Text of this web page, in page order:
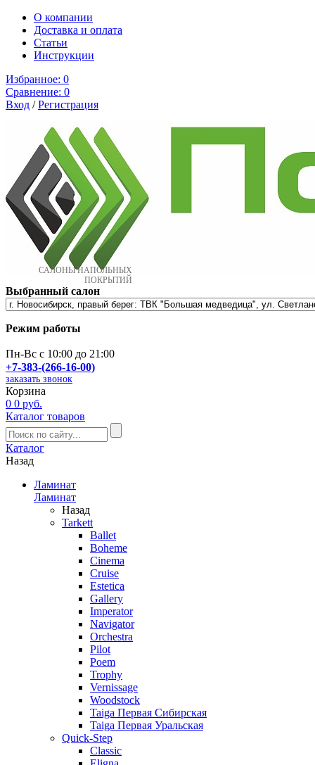
О компании
Доставка и оплата
Cтатьи
Инструкции
Избранное: 0
Сравнение: 0
Вход /Регистрация
САЛОНЫ НАПОЛЬНЫХ
ПОКРЫТИЙ
Выбранный салон
Режим работы
Пн-Вс с 10:00 до 21:00
+7-383-(266-16-00)
заказать звонок
Корзина
0 0 руб.
Каталог товаров
Каталог
Назад
Ламинат
Ламинат
Назад
Tarkett
Ballet
Boheme
Cinema
Cruise
Estetica
Gallery
Imperator
Navigator
Orchestra
Pilot
Poem
Trophy
Vernissage
Woodstock
Taiga Первая Сибирская
Taiga Первая Уральская
Quick-Step
Classic